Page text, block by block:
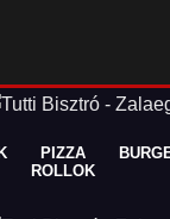
PIZZA
ROLLOK